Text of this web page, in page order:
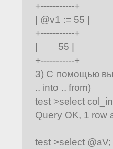
+-----------+
| @v1 := 55 |
+-----------+
| 55 |
+-----------+
3) С помощью
.. into .. from)
test >select
Query OK, 1 row
test >select @aV;